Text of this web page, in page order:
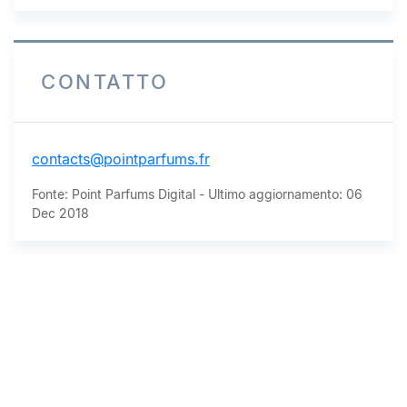
CONTATTO
contacts@pointparfums.fr
Fonte: Point Parfums Digital - Ultimo aggiornamento: 06
Dec 2018